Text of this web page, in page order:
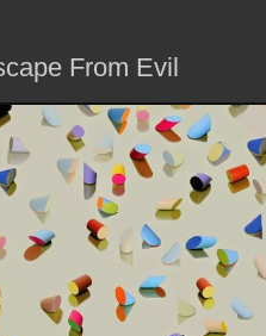
From Evil